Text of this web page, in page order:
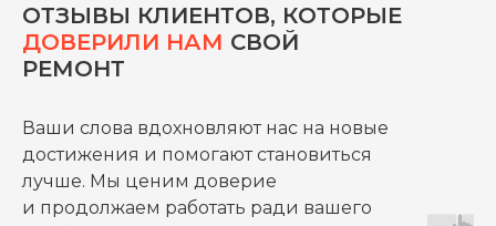
ОТЗЫВЫ КЛИЕНТОВ, КОТОРЫЕ
ДОВЕРИЛИ НАМ СВОЙ
РЕМОНТ
Ваши слова вдохновляют нас на новые
достижения и помогают становиться
лучше. Мы ценим доверие
и продолжаем работать ради вашего
ВСЕ УСЛУГИ КОМПАНИИ